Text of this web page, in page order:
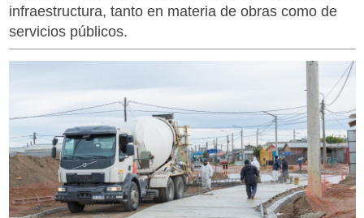
infraestructura, tanto en materia de obras como de
servicios públicos.